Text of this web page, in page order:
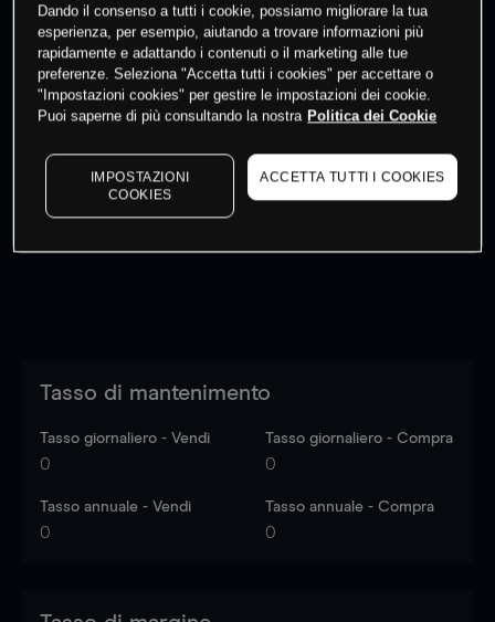
Fai trading
I prezzi sono solo indicativi. Accediper vedere gli ultimi
dati di mercato
to see latest market data
Tasso di mantenimento
Tasso giornaliero - Vendi
0
Tasso giornaliero - Compra
0
Tasso annuale - Vendi
0
Tasso annuale - Compra
0
Dando il consenso a tutti i cookie, possiamo migliorare la tua
esperienza, per esempio, aiutando a trovare informazioni più
rapidamente e adattando i contenuti o il marketing alle tue
preferenze. Seleziona "Accetta tutti i cookies" per accettare o
"Impostazioni cookies" per gestire le impostazioni dei cookie.
Puoi saperne di più consultando la nostra Politica dei Cookie
IMPOSTAZIONI
COOKIES
ACCETTA TUTTI I COOKIES